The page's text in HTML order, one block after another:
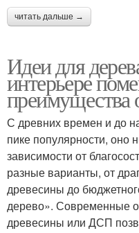
читать дальше →
Идеи для
интерьере
преимущества
С древних времен и до
пике популярности, оно
зависимости от
разные варианты, от
древесины до
дерево». Современные
древесины или ДСП